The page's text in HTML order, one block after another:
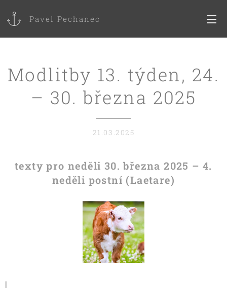
Pavel Pechanec
Modlitby 13. týden, 24.
– 30. března 2025
21.03.2025
texty pro neděli 30. března 2025 – 4.
neděli postní (Laetare)